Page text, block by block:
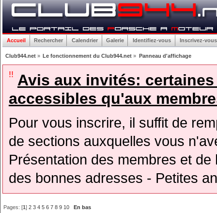
Accueil Rechercher Calendrier Galerie Identifiez-vous Inscrivez-vous
Club944.net» Le fonctionnement du Club944.net » Panneau d'affichage
!! Avis aux invités:
accessibles qu'aux
Pour vous inscrire, il suffit de
de sections auxquelles vous
Présentation des membres et
des bonnes adresses - Petites
Pages: [1]2 3 4 5 6 7 8 9 10 En bas